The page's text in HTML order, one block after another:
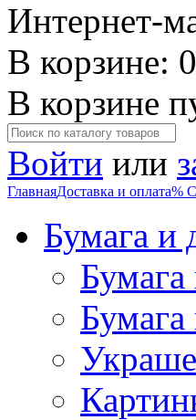
Интернет-
В корзине:
В корзине
Войти или
ГлавнаяДоставка и оплата%
Бумага и
Бумага
Бумага